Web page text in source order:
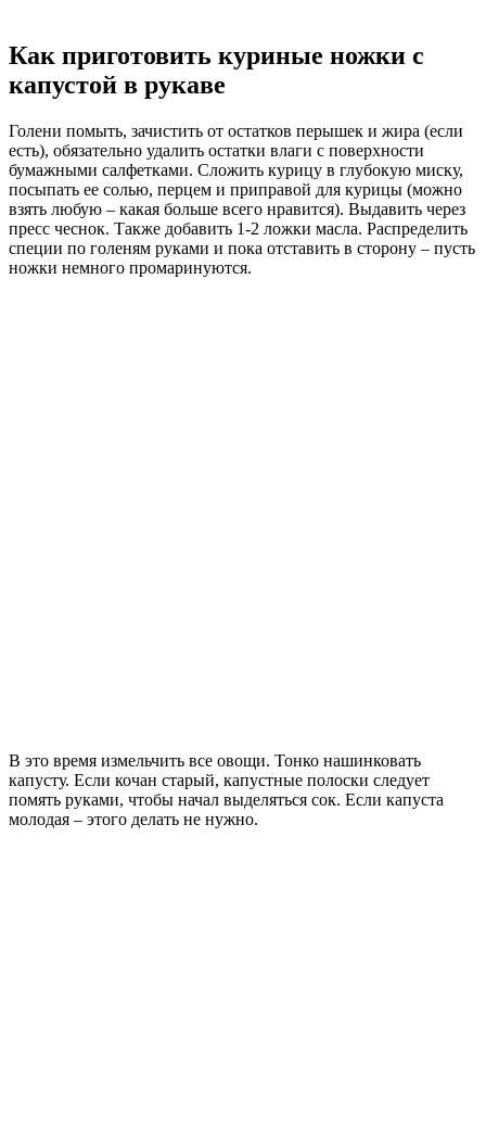
Как приготовить куриные ножки с
капустой в рукаве
Голени помыть, зачистить от остатков перышек и жира (если
есть), обязательно удалить остатки влаги с поверхности
бумажными салфетками. Сложить курицу в глубокую миску,
посыпать ее солью, перцем и приправой для курицы (можно
взять любую – какая больше всего нравится). Выдавить через
пресс чеснок. Также добавить 1-2 ложки масла. Распределить
специи по голеням руками и пока отставить в сторону – пусть
ножки немного промаринуются.
В это время измельчить все овощи. Тонко нашинковать
капусту. Если кочан старый, капустные полоски следует
помять руками, чтобы начал выделяться сок. Если капуста
молодая – этого делать не нужно.